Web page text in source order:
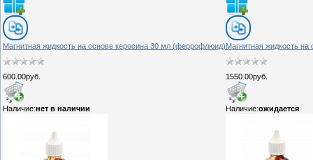
Магнитная жидкость на основе керосина 30 мл (феррофлюид)
600.00руб.
Наличие:нет в наличии
Магнитная жидкость
1550.00руб.
Наличие:ожидается